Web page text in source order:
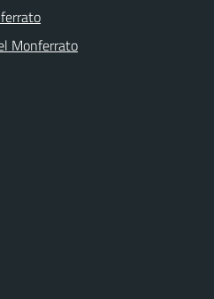
Monferrato